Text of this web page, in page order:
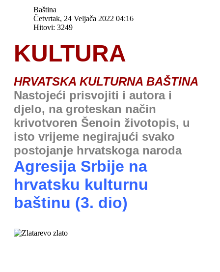
Baština
Četvrtak, 24 Veljača 2022 04:16
Hitovi: 3249
KULTURA
HRVATSKA KULTURNA BAŠTINA
Nastojeći prisvojiti i autora i
djelo, na groteskan način
krivotvoren Šenoin životopis, u
isto vrijeme negirajući svako
postojanje hrvatskoga naroda
Agresija Srbije na
hrvatsku kulturnu
baštinu (3. dio)